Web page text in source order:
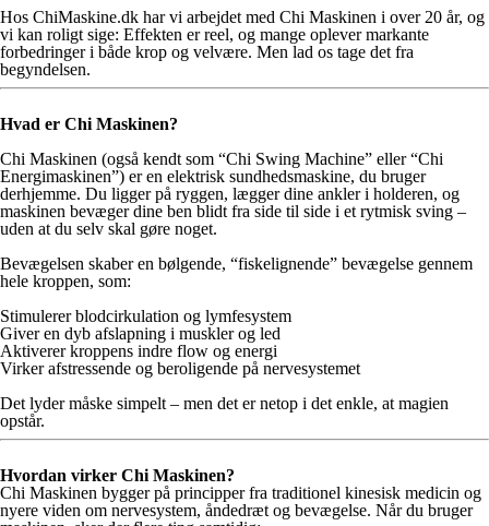
Hos ChiMaskine.dk har vi arbejdet med Chi Maskinen i over 20 år, og
vi kan roligt sige: Effekten er reel, og mange oplever markante
forbedringer i både krop og velvære. Men lad os tage det fra
begyndelsen.
Hvad er Chi Maskinen?
Chi Maskinen (også kendt som “Chi Swing Machine” eller “Chi
Energimaskinen”) er en elektrisk sundhedsmaskine, du bruger
derhjemme. Du ligger på ryggen, lægger dine ankler i holderen, og
maskinen bevæger dine ben blidt fra side til side i et rytmisk sving –
uden at du selv skal gøre noget.
Bevægelsen skaber en bølgende, “fiskelignende” bevægelse gennem
hele kroppen, som:
Stimulerer blodcirkulation og lymfesystem
Giver en dyb afslapning i muskler og led
Aktiverer kroppens indre flow og energi
Virker afstressende og beroligende på nervesystemet
Det lyder måske simpelt – men det er netop i det enkle, at magien
opstår.
Hvordan virker Chi Maskinen?
Chi Maskinen bygger på principper fra traditionel kinesisk medicin og
nyere viden om nervesystem, åndedræt og bevægelse. Når du bruger